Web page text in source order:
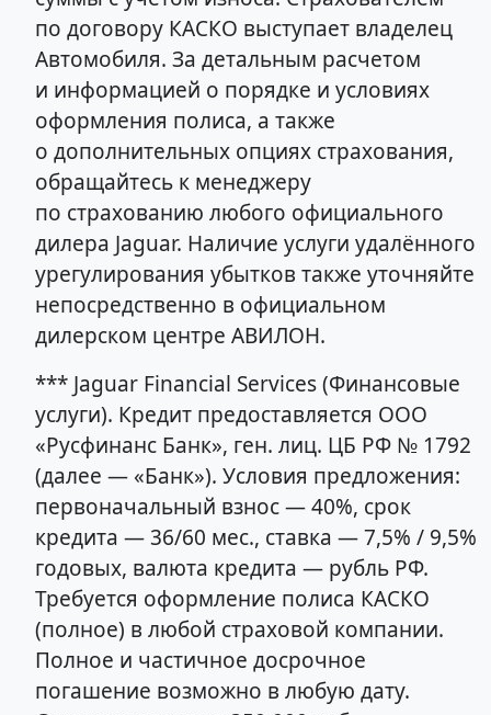
по договору КАСКО выступает владелец
Автомобиля. За детальным расчетом
и информацией о порядке и условиях
оформления полиса, а также
о дополнительных опциях страхования,
обращайтесь к менеджеру
по страхованию любого официального
дилера Jaguar. Наличие услуги удалённого
урегулирования убытков также уточняйте
непосредственно в официальном
дилерском центре АВИЛОН.
*** Jaguar Financial Services (Финансовые
услуги). Кредит предоставляется ООО
«Русфинанс Банк», ген. лиц. ЦБ РФ № 1792
(далее — «Банк»). Условия предложения:
первоначальный взнос — 40%, срок
кредита — 36/60 мес., ставка — 7,5% / 9,5%
годовых, валюта кредита — рубль РФ.
Требуется оформление полиса КАСКО
(полное) в любой страховой компании.
Полное и частичное досрочное
погашение возможно в любую дату.